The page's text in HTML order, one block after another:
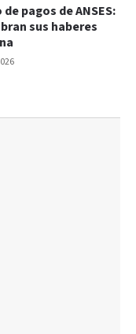
pagos de ANSES:
sus haberes